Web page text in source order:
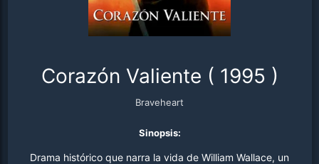
Corazón Valiente ( 1995 )
Braveheart
Sinopsis:
Drama histórico que narra la vida de William Wallace, un